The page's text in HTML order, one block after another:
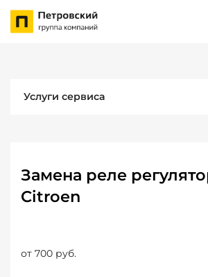
Услуги сервиса
Замена реле
Citroen
от 700 руб.